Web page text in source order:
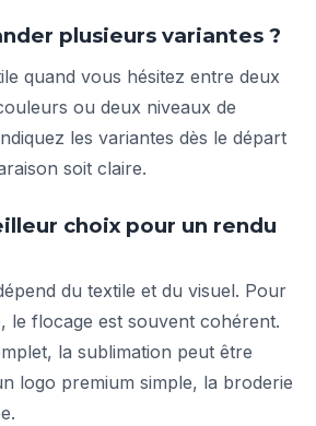
plusieurs variantes ?
quand vous hésitez entre deux
ou deux niveaux de
les variantes dès le départ
soit claire.
choix pour un rendu
du textile et du visuel. Pour
le flocage est souvent cohérent.
la sublimation peut être
logo premium simple, la broderie